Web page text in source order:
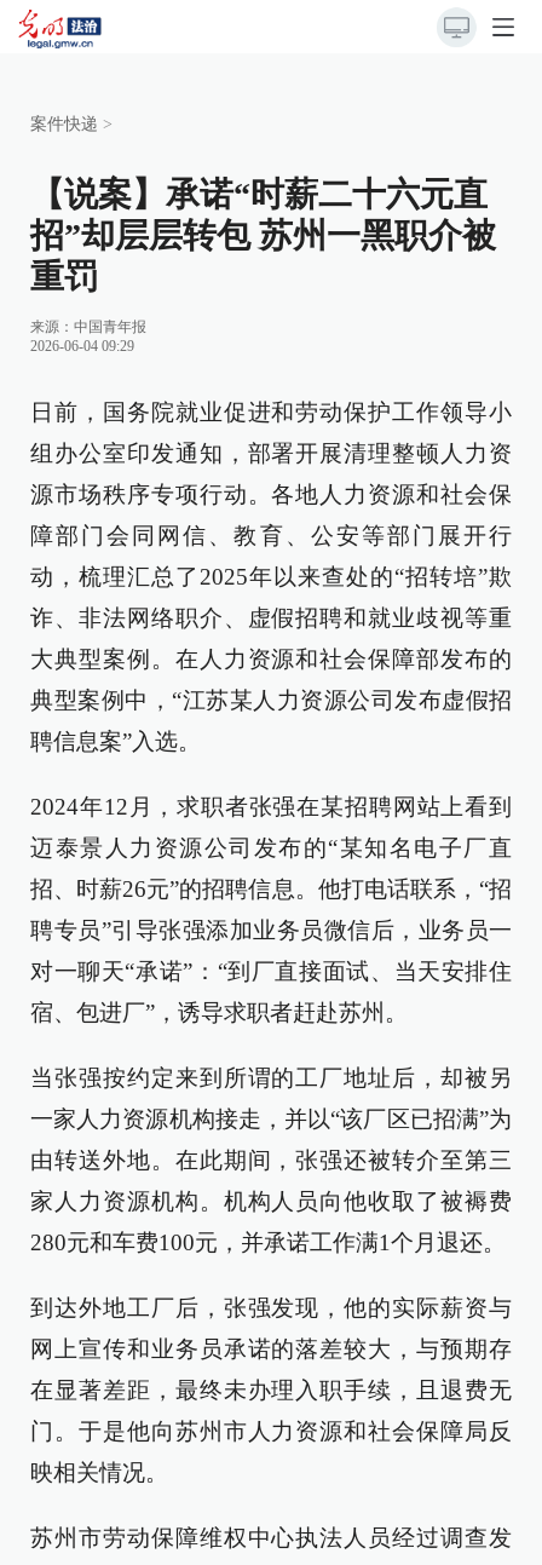
案件快递 >
【说案】承诺“时薪二十六元直
招”却层层转包 苏州一黑职介被
重罚
来源： 中国青年报
2026-06-04 09:29
日前，国务院就业促进和劳动保护工作领导小
组办公室印发通知，部署开展清理整顿人力资
源市场秩序专项行动。各地人力资源和社会保
障部门会同网信、教育、公安等部门展开行
动，梳理汇总了2025年以来查处的“招转培”欺
诈、非法网络职介、虚假招聘和就业歧视等重
大典型案例。在人力资源和社会保障部发布的
典型案例中，“江苏某人力资源公司发布虚假招
聘信息案”入选。
2024年12月，求职者张强在某招聘网站上看到
迈泰景人力资源公司发布的“某知名电子厂直
招、时薪26元”的招聘信息。他打电话联系，“招
聘专员”引导张强添加业务员微信后，业务员一
对一聊天“承诺”：“到厂直接面试、当天安排住
宿、包进厂”，诱导求职者赶赴苏州。
当张强按约定来到所谓的工厂地址后，却被另
一家人力资源机构接走，并以“该厂区已招满”为
由转送外地。在此期间，张强还被转介至第三
家人力资源机构。机构人员向他收取了被褥费
280元和车费100元，并承诺工作满1个月退还。
到达外地工厂后，张强发现，他的实际薪资与
网上宣传和业务员承诺的落差较大，与预期存
在显著差距，最终未办理入职手续，且退费无
门。于是他向苏州市人力资源和社会保障局反
映相关情况。
苏州市劳动保障维权中心执法人员经过调查发